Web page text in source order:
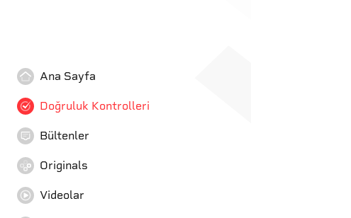
Ana Sayfa
Doğruluk Kontrolleri
Bültenler
Originals
Videolar